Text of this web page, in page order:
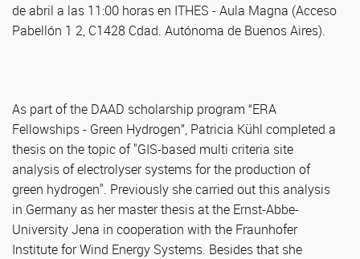
de abril a las 11:00 horas en ITHES - Aula Magna (Acceso
Pabellón 1 2, C1428 Cdad. Autónoma de Buenos Aires).
As part of the DAAD scholarship program “ERA
Fellowships - Green Hydrogen”, Patricia Kühl completed a
thesis on the topic of "GIS-based multi criteria site
analysis of electrolyser systems for the production of
green hydrogen". Previously she carried out this analysis
in Germany as her master thesis at the Ernst-Abbe-
University Jena in cooperation with the Fraunhofer
Institute for Wind Energy Systems. Besides that she